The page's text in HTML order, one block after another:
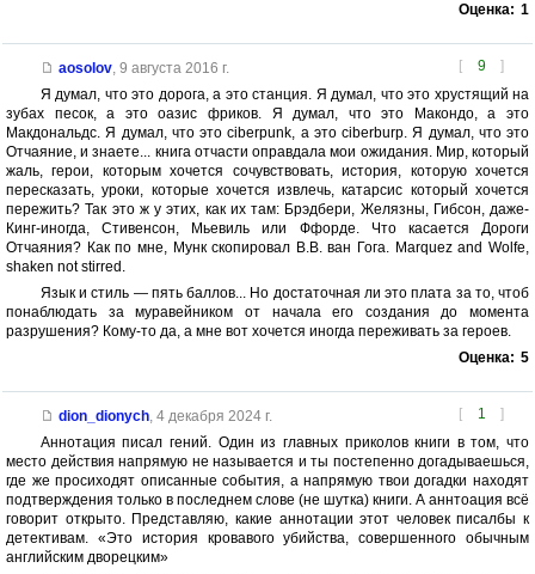
Оценка: 1
[ 9 ]
aosolov, 9 августа 2016 г.
Я думал, что это дорога, а это станция. Я думал, что это хрустящий на
зубах песок, а это оазис фриков. Я думал, что это Макондо, а это
Макдональдс. Я думал, что это ciberpunk, а это ciberburp. Я думал, что это
Отчаяние, и знаете... книга отчасти оправдала мои ожидания. Мир, который
жаль, герои, которым хочется сочувствовать, история, которую хочется
пересказать, уроки, которые хочется извлечь, катарсис который хочется
пережить? Так это ж у этих, как их там: Брэдбери, Желязны, Гибсон, даже-
Кинг-иногда, Стивенсон, Мьевиль или Ффорде. Что касается Дороги
Отчаяния? Как по мне, Мунк скопировал В.В. ван Гога. Marquez and Wolfe,
shaken not stirred.
Язык и стиль — пять баллов... Но достаточная ли это плата за то, чтоб
понаблюдать за муравейником от начала его создания до момента
разрушения? Кому-то да, а мне вот хочется иногда переживать за героев.
Оценка: 5
[ 1 ]
dion_dionych, 4 декабря 2024 г.
Аннотация писал гений. Один из главных приколов книги в том, что
место действия напрямую не называется и ты постепенно догадываешься,
где же просиходят описанные события, а напрямую твои догадки находят
подтверждения только в последнем слове (не шутка) книги. А аннтоация всё
говорит открыто. Представляю, какие аннотации этот человек писалбы к
детективам. «Это история кровавого убийства, совершенного обычным
английским дворецким»